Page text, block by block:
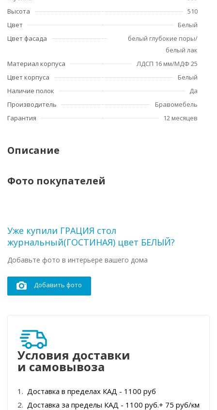
Высота
510
Цвет
Белый
Цвет фасада
белый глубокие поры/
белый лак
Материал корпуса
ЛДСП 16 мм/МДФ 25
Цвет корпуса
Белый
Наличие полок
Да
Производитель
Бравомебель
Гарантия
12 месяцев
Описание
Фото покупателей
Уже купили ГРАЦИЯ стол
журнальный(ГОСТИНАЯ) цвет БЕЛЫЙ?
Добавьте фото в интерьере вашего дома
Добавить фото
Условия доставки
и самовывоза
Доставка в пределах КАД - 1100 руб
Доставка за пределы КАД - 1100 руб.+ 75 руб/км